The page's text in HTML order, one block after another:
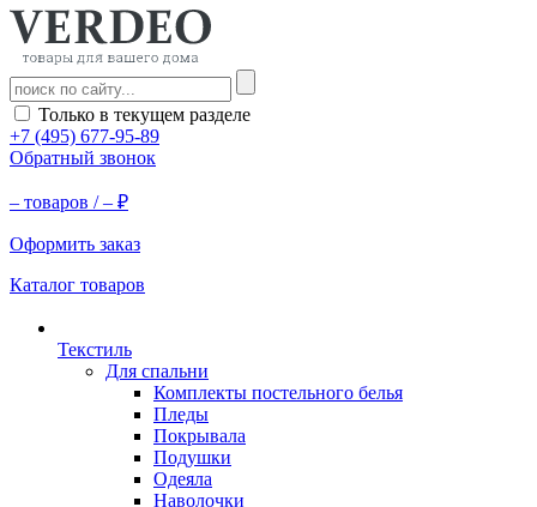
Только в текущем разделе
+7 (495) 677-95-89
Обратный звонок
– товаров /– ₽
Оформить заказ
Каталог товаров
Текстиль
Для спальни
Комплекты постельного белья
Пледы
Покрывала
Подушки
Одеяла
Наволочки